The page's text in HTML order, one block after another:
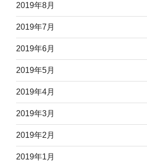
2019年8月
2019年7月
2019年6月
2019年5月
2019年4月
2019年3月
2019年2月
2019年1月